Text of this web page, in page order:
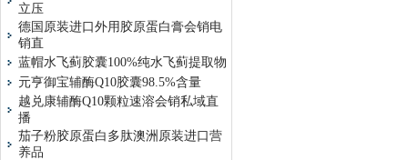
立压
德国原装进口外用胶原蛋白膏会销电
销直
蓝帽水飞蓟胶囊100%纯水飞蓟提取物
元亨御宝辅酶Q10胶囊98.5%含量
越兑康辅酶Q10颗粒速溶会销私域直
播
茄子粉胶原蛋白多肽澳洲原装进口营
养品